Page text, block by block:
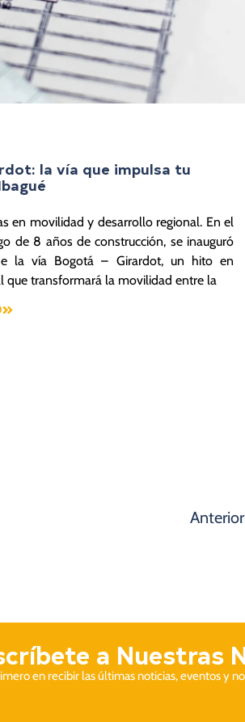
la vía que impulsa tu
en movilidad y desarrollo regional. En el
de 8 años de construcción, se inauguró
la vía Bogotá – Girardot, un hito en
que transformará la movilidad entre la
Anterior
a Nuestras
en recibir las últimas noticias, eventos y